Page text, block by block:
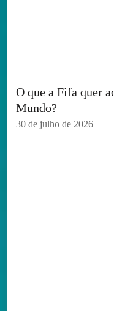
O que a Fifa quer
Mundo?
30 de julho de 2026